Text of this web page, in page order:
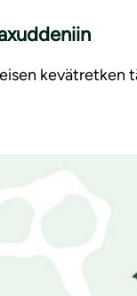
kevätretken